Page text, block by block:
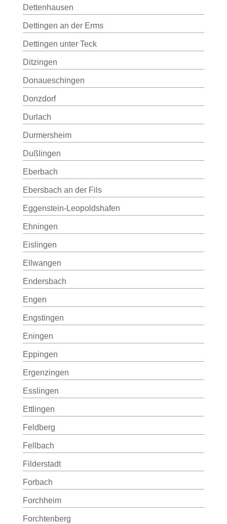
Dettenhausen
Dettingen an der Erms
Dettingen unter Teck
Ditzingen
Donaueschingen
Donzdorf
Durlach
Durmersheim
Dußlingen
Eberbach
Ebersbach an der Fils
Eggenstein-Leopoldshafen
Ehningen
Eislingen
Ellwangen
Endersbach
Engen
Engstingen
Eningen
Eppingen
Ergenzingen
Esslingen
Ettlingen
Feldberg
Fellbach
Filderstadt
Forbach
Forchheim
Forchtenberg